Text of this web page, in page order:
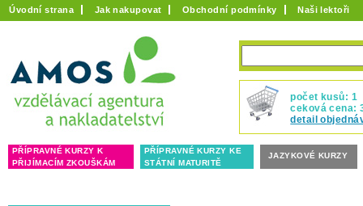
Úvodní strana Jak nakupovat Obchodní podmínky Naši lektoři
počet kusů: 1
ceková cena:
detail
PŘÍPRAVNÉ KURZY K
PŘIJÍMACÍM ZKOUŠKÁM
PŘÍPRAVNÉ KURZY KE
STÁTNÍ MATURITĚ
JAZYKOVÉ KURZY